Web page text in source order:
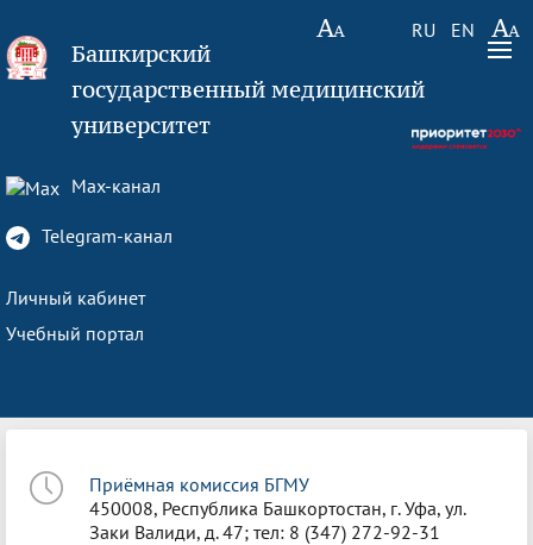
RU EN
Башкирский
государственный медицинский
университет
Max-канал
Telegram-канал
Личный кабинет
Учебный портал
Приёмная комиссия БГМУ
450008, Республика Башкортостан, г. Уфа, ул.
Заки Валиди, д. 47; тел: 8 (347) 272-92-31